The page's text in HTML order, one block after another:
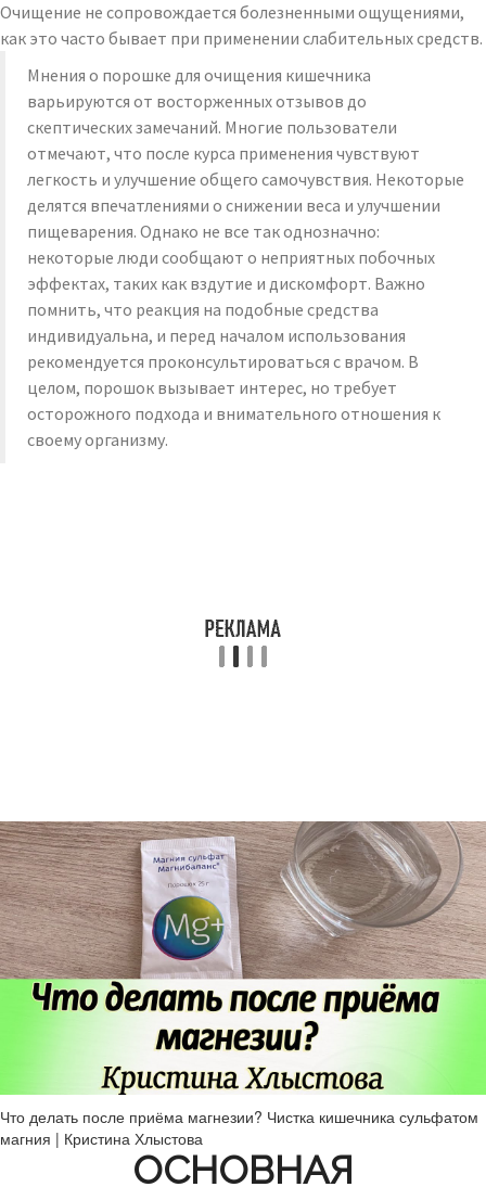
Очищение не сопровождается болезненными ощущениями,
как это часто бывает при применении слабительных средств.
Мнения о порошке для очищения кишечника
варьируются от восторженных отзывов до
скептических замечаний. Многие пользователи
отмечают, что после курса применения чувствуют
легкость и улучшение общего самочувствия. Некоторые
делятся впечатлениями о снижении веса и улучшении
пищеварения. Однако не все так однозначно:
некоторые люди сообщают о неприятных побочных
эффектах, таких как вздутие и дискомфорт. Важно
помнить, что реакция на подобные средства
индивидуальна, и перед началом использования
рекомендуется проконсультироваться с врачом. В
целом, порошок вызывает интерес, но требует
осторожного подхода и внимательного отношения к
своему организму.
Что делать после приёма магнезии? Чистка кишечника сульфатом
магния | Кристина Хлыстова
ОСНОВНАЯ